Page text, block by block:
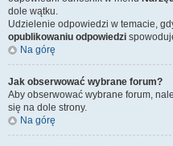
dole wątku.
Udzielenie odpowiedzi w temacie,
opublikowaniu odpowiedzi
Na górę
Jak obserwować wybrane forum?
Aby obserwować wybrane forum,
się na dole strony.
Na górę